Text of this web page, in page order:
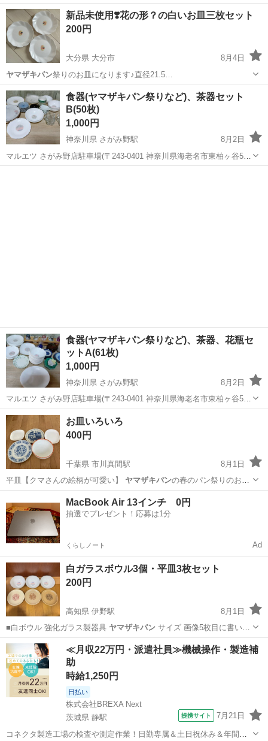
新品未使用❣️花の形？の白いお皿三枚セット
200円
大分県 大分市
8月4日
ヤマザキパン祭りのお皿になります♪直径21.5…
大分 大分市 食器 ヤマザキパン
食器(ヤマザキパン祭りなど)、茶器セット
B(50枚)
1,000円
神奈川県 さがみ野駅
8月2日
マルエツ さがみ野店駐車場(〒243-0401 神奈川県海老名市東柏ヶ谷5-
14-6)で引き取りできる方 重いので車必須(ダンボールに入れてお渡し)
食器(ヤマザキパン祭りなど)、茶器、花瓶セ
ットA(61枚)
1,000円
神奈川県 さがみ野駅
8月2日
マルエツ さがみ野店駐車場(〒243-0401 神奈川県海老名市東柏ヶ谷5-
14-6)で引き取りできる方 重いので車必須(ダンボールに入れてお渡し)
床下収納に長期保管されていた食器類です。 ずっとしまわれていた
も...
神奈川 海老名市 さがみ野駅
お皿いろいろ
400円
千葉県 市川真間駅
8月1日
平皿【クマさんの絵柄が可愛い】 ヤマザキパンの春のパン祭りのお皿
【白いお皿】 …
市川市 市川真間駅 食器 ヤマザキパン
MacBook Air 13インチ 0円
抽選でプレゼント！応募は1分
くらしノート Ad
白ガラスボウル3個・平皿3枚セット
200円
高知県 伊野駅
8月1日
■白ボウル 強化ガラス製器具 ヤマザキパンサイズ 画像5枚目に書いて
ます …
高知 吾川郡 伊野駅 食器
≪月収22万円・派遣社員≫機械操作・製造補
助
時給1,250円
日払い
株式会社BREXA Next
茨城県 静駅
提携サイト 7月21日
コネクタ製造工場の検査や測定作業！日勤専属＆土日祝休み＆年間休